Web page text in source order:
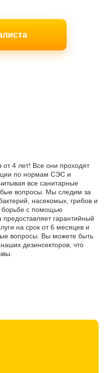
4 лет! Все они проходят
по нормам СЭС и
все санитарные
вопросы. Мы следим за
насекомых, грибов и
борьбе с помощью
гарантийный
на срок от 6 месяцев и
вопросы. Вы можете быть
дезинсекторов, что
препараты
животных, не являются
Вы можете не